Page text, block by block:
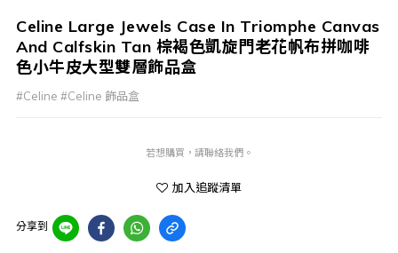
Celine Large Jewels Case In Triomphe Canvas
And Calfskin Tan 棕褐色凱旋門老花帆布拼咖啡
色小牛皮大型雙層飾品盒
#Celine #Celine 飾品盒
若想購買，請聯絡我們。
加入追蹤清單
分享到